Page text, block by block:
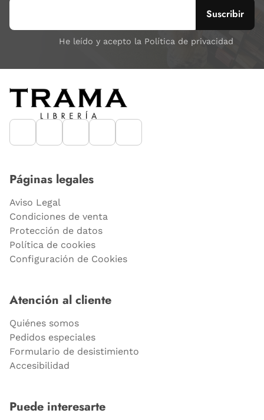
He leído y acepto la Política de privacidad
Páginas legales
Aviso Legal
Condiciones de venta
Protección de datos
Política de cookies
Configuración de Cookies
Atención al cliente
Quiénes somos
Pedidos especiales
Formulario de desistimiento
Accesibilidad
Puede interesarte